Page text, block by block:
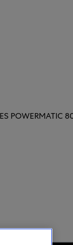
POWERMATIC